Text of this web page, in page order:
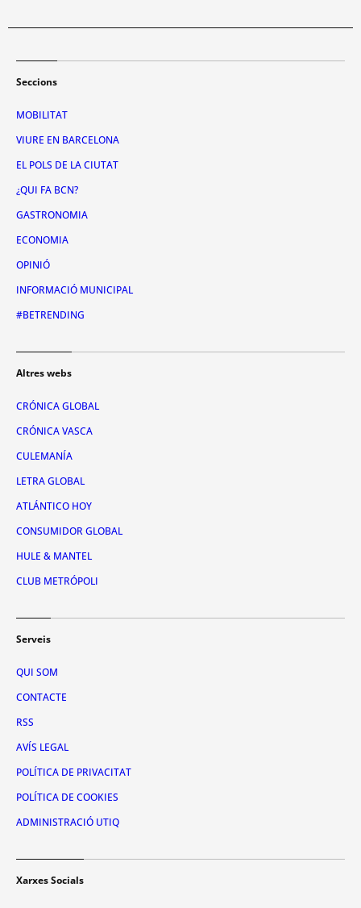
Seccions
MOBILITAT
VIURE EN BARCELONA
EL POLS DE LA CIUTAT
¿QUI FA BCN?
GASTRONOMIA
ECONOMIA
OPINIÓ
INFORMACIÓ MUNICIPAL
#BETRENDING
Altres webs
CRÓNICA GLOBAL
CRÓNICA VASCA
CULEMANÍA
LETRA GLOBAL
ATLÁNTICO HOY
CONSUMIDOR GLOBAL
HULE & MANTEL
CLUB METRÓPOLI
Serveis
QUI SOM
CONTACTE
RSS
AVÍS LEGAL
POLÍTICA DE PRIVACITAT
POLÍTICA DE COOKIES
ADMINISTRACIÓ UTIQ
Xarxes Socials